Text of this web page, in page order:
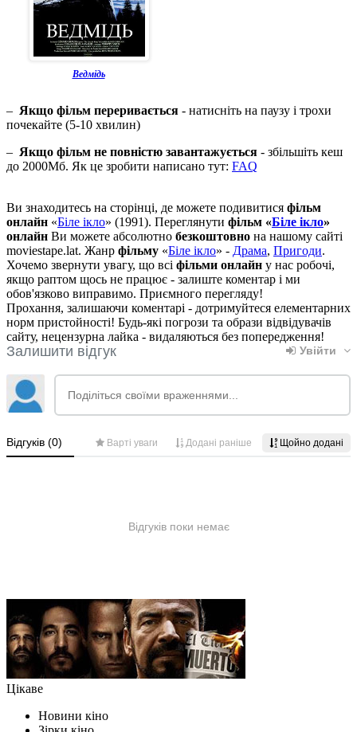
Ведмідь
– Якщо фільм переривається - натисніть на паузу і трохи
почекайте (5-10 хвилин)
– Якщо фільм не повністю завантажується - збільшіть кеш
до 2000Мб. Як це зробити написано тут: FAQ
Ви знаходитесь на сторінці, де можете подивитися фільм
онлайн «Біле ікло» (1991). Переглянути фільм «Біле ікло»
онлайн Ви можете абсолютно безкоштовно на нашому сайті
moviestape.lat. Жанр фільму «Біле ікло» - Драма, Пригоди.
Хочемо звернути увагу, що всі фільми онлайн у нас робочі,
якщо раптом щось не працює - залиште коментар і ми
обов'язково виправимо. Приємного перегляду!
Прохання, залишаючи коментарі - дотримуйтеся елементарних
норм пристойності! Будь-які погрози та образи відвідувачів
сайту, нецензурна лайка - видаляються без попередження!
Цікаве
Новини кіно